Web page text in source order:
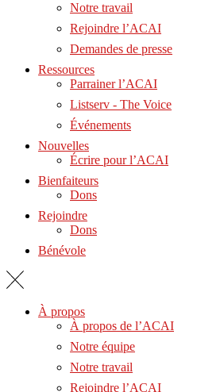
Notre travail
Rejoindre l’ACAI
Demandes de presse
Ressources
Parrainer l’ACAI
Listserv - The Voice
Événements
Nouvelles
Écrire pour l’ACAI
Bienfaiteurs
Dons
Rejoindre
Dons
Bénévole
À propos
À propos de l’ACAI
Notre équipe
Notre travail
Rejoindre l’ACAI